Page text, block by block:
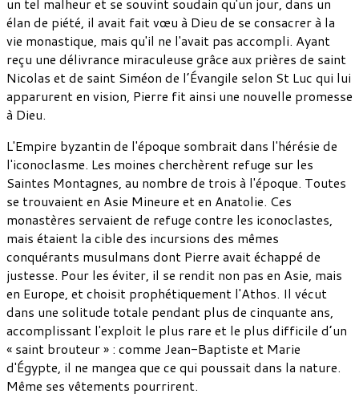
un tel malheur et se souvint soudain qu'un jour, dans un
élan de piété, il avait fait vœu à Dieu de se consacrer à la
vie monastique, mais qu'il ne l'avait pas accompli. Ayant
reçu une délivrance miraculeuse grâce aux prières de saint
Nicolas et de saint Siméon de l’Évangile selon St Luc qui lui
apparurent en vision, Pierre fit ainsi une nouvelle promesse
à Dieu.
L'Empire byzantin de l'époque sombrait dans l'hérésie de
l'iconoclasme. Les moines cherchèrent refuge sur les
Saintes Montagnes, au nombre de trois à l'époque. Toutes
se trouvaient en Asie Mineure et en Anatolie. Ces
monastères servaient de refuge contre les iconoclastes,
mais étaient la cible des incursions des mêmes
conquérants musulmans dont Pierre avait échappé de
justesse. Pour les éviter, il se rendit non pas en Asie, mais
en Europe, et choisit prophétiquement l'Athos. Il vécut
dans une solitude totale pendant plus de cinquante ans,
accomplissant l'exploit le plus rare et le plus difficile d’un
« saint brouteur » : comme Jean-Baptiste et Marie
d'Égypte, il ne mangea que ce qui poussait dans la nature.
Même ses vêtements pourrirent.